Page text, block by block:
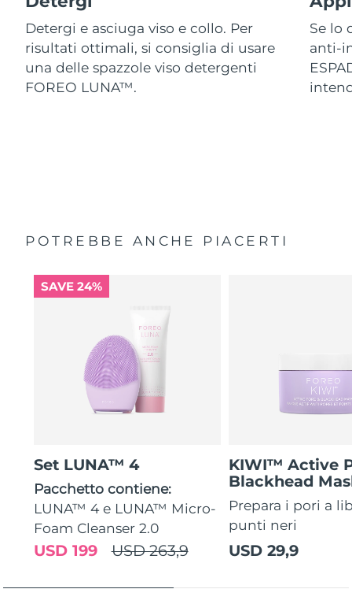
Detergi e asciuga viso e collo. Per
risultati ottimali, si consiglia di usare
una delle spazzole viso detergenti
FOREO LUNA™.
Se lo
anti-
POTREBBE ANCHE PIACERTI
SAVE 24%
Set LUNA™ 4
Pacchetto contiene:
LUNA™ 4 e LUNA™ Micro-
Foam Cleanser 2.0
USD 263,9
USD 199
KIWI™ Active
Blackhead
Prepara i pori a
punti neri
USD 29,9